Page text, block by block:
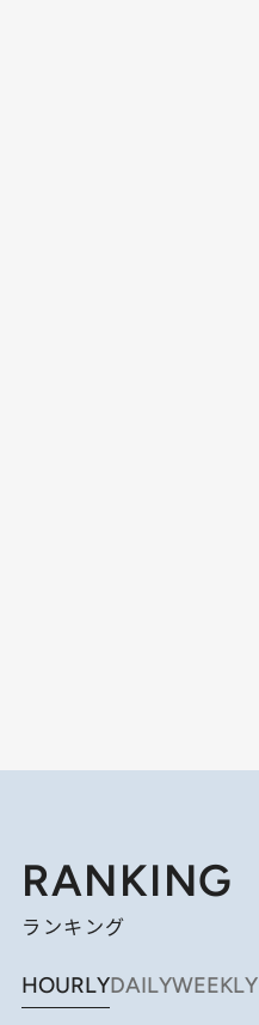
RANKING
ランキング
HOURLYDAILYWEEKLY